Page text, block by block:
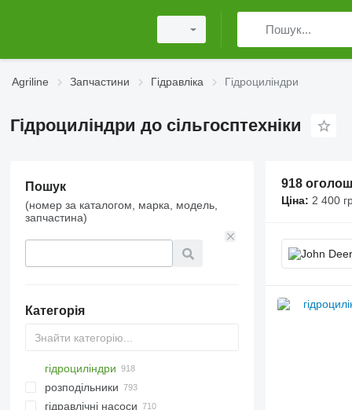
Agriline Запчастини Гідравліка Гідроциліндри
Гідроциліндри до сільгосптехніки
Пошук
(номер за каталогом, марка, модель,
запчастина)
Категорія
гідроциліндри
розподільники
гідравлічні насоси
918
Ціна: 2 400